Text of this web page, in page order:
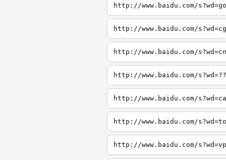
http://www.baidu.com/
http://www.baidu.com/
http://www.baidu.com/
http://www.baidu.com/
http://www.baidu.com/
http://www.baidu.com/
http://www.baidu.com/